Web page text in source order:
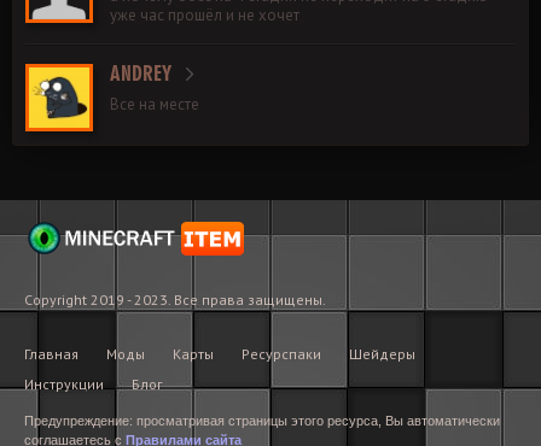
уже час прошёл и не хочет
ANDREY
Все на месте
Copyright 2019 - 2023. Все права защищены.
Главная Моды Карты Ресурспаки
Шейдеры
Инструкции
Блог
Предупреждение: просматривая страницы этого ресурса, Вы автоматически
соглашаетесь с Правилами сайта